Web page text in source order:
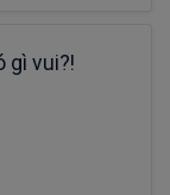
gì vui?!